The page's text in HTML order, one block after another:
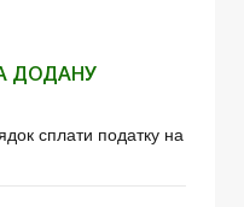
ДОДАНУ
сплати податку на